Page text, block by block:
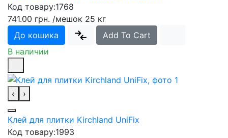
Код товару:1768
741.00 грн. /мешок 25 кг
До кошика
Add To Cart
В наличии
‹ ›
Клей для плитки Kirchland UniFix
Код товару:1993